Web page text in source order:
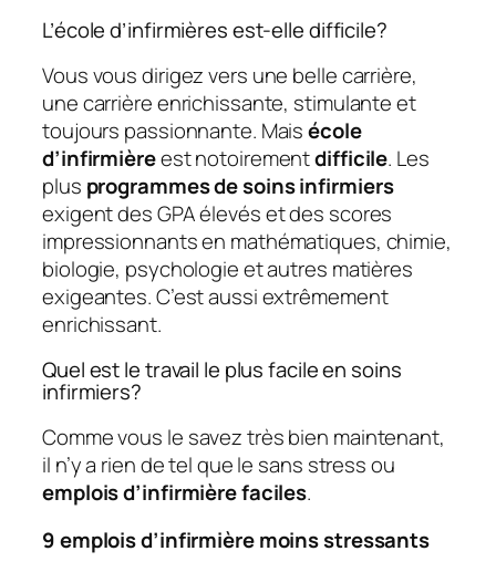
L’école d’infirmières est-elle difficile?
Vous vous dirigez vers une belle carrière,
une carrière enrichissante, stimulante et
toujours passionnante. Maisécole
d’infirmièreest notoirementdifficile. Les
plus programmes de soins infirmiers
exigent des GPA élevés et des scores
impressionnants en mathématiques, chimie,
biologie, psychologie et autres matières
exigeantes. C’est aussi extrêmement
enrichissant.
Quel est le travail le plus facile en soins
infirmiers?
Comme vous le savez très bien maintenant,
il n’y a rien de tel que le sans stress ou
emplois d’infirmière faciles.
9 emplois d’infirmière moins stressants